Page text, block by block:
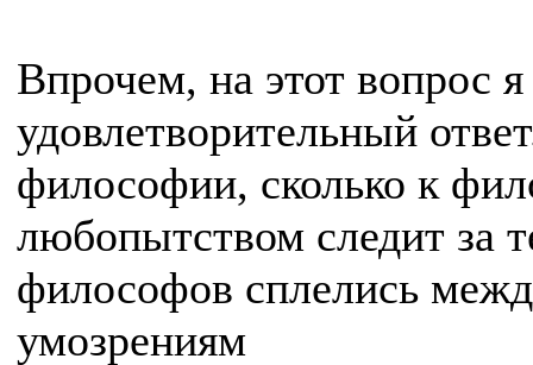
Впрочем, на этот вопрос
удовлетворительный
философии, сколько к
любопытством следит за
философов сплелись
умозрениям